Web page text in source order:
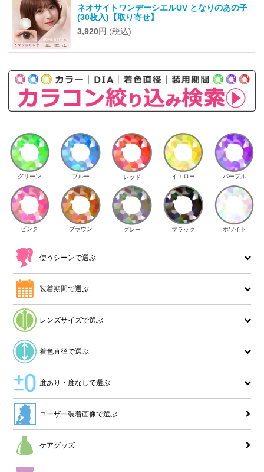
ネオサイトワンデーシエルUV となりのあの子
(30枚入)【取り寄せ】
3,920円 (税込)
グリーン ブルー レッド イエロー パープル
ピンク ブラウン グレー ブラック ホワイト
使うシーンで選ぶ
装着期間で選ぶ
レンズサイズで選ぶ
着色直径で選ぶ
度あり・度なしで選ぶ
ユーザー装着画像で選ぶ
ケアグッズ